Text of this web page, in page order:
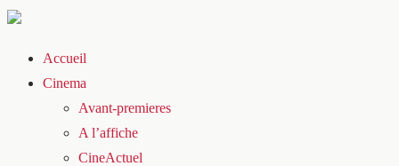
Accueil
Cinema
Avant-premieres
A l’affiche
CineActuel